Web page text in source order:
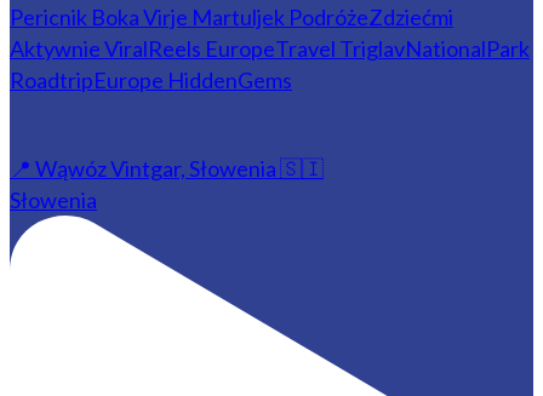
📍 Wąwóz Vintgar, Słowenia 🇸🇮
Słowenia